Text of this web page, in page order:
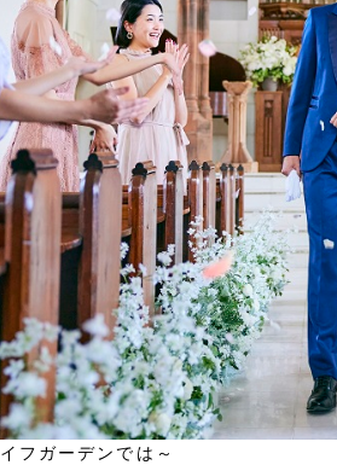
フガーデンでは～